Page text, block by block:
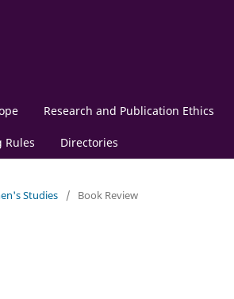
Research and Publication Ethics
Rules Directories
Studies / Book Review